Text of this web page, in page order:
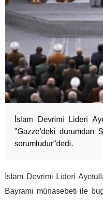
İslam Devrimi Lideri
"Gazze'deki durumdan
sorumludur"dedi.
İslam Devrimi Lideri
Bayramı münasebeti ile